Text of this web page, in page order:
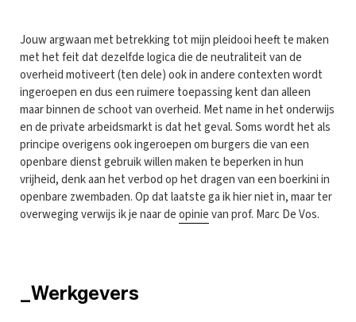
Jouw argwaan met betrekking tot mijn pleidooi heeft te maken
met het feit dat dezelfde logica die de neutraliteit van de
overheid motiveert (ten dele) ook in andere contexten wordt
ingeroepen en dus een ruimere toepassing kent dan alleen
maar binnen de schoot van overheid. Met name in het onderwijs
en de private arbeidsmarkt is dat het geval. Soms wordt het als
principe overigens ook ingeroepen om burgers die van een
openbare dienst gebruik willen maken te beperken in hun
vrijheid, denk aan het verbod op het dragen van een boerkini in
openbare zwembaden. Op dat laatste ga ik hier niet in, maar ter
overweging verwijs ik je naar deopinievan prof. Marc De Vos.
_Werkgevers